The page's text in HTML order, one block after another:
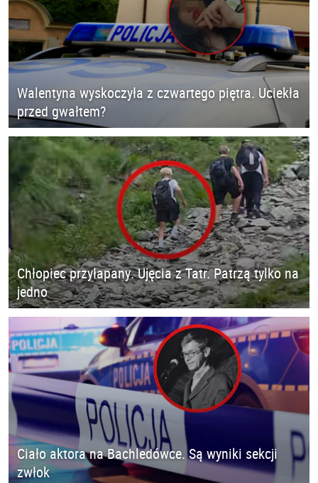
Walentyna wyskoczyła z czwartego piętra. Uciekła
przed gwałtem?
Chłopiec przyłapany. Ujęcia z Tatr. Patrzą tylko na
jedno
Ciało aktora na Bachledówce. Są wyniki sekcji
zwłok